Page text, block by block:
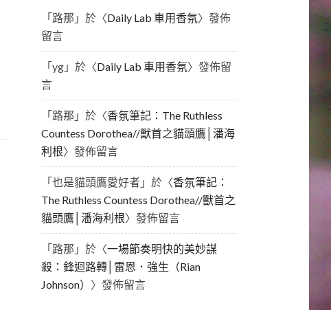
「路那 」於〈Daily Lab 車用香氛〉發佈
留言
「yg 」於〈Daily Lab 車用香氛〉發佈留
言
「路那 」於〈香氛筆記：The Ruthless
Countess Dorothea//獸首之貓頭鷹│潘海
利根〉發佈留言
「也是貓頭鷹愛好者 」於〈香氛筆記：
The Ruthless Countess Dorothea//獸首之
貓頭鷹│潘海利根〉發佈留言
「路那 」於〈一場節奏明快的美妙謀
殺：鋒迴路轉│雷恩．強生（Rian
Johnson） 〉發佈留言